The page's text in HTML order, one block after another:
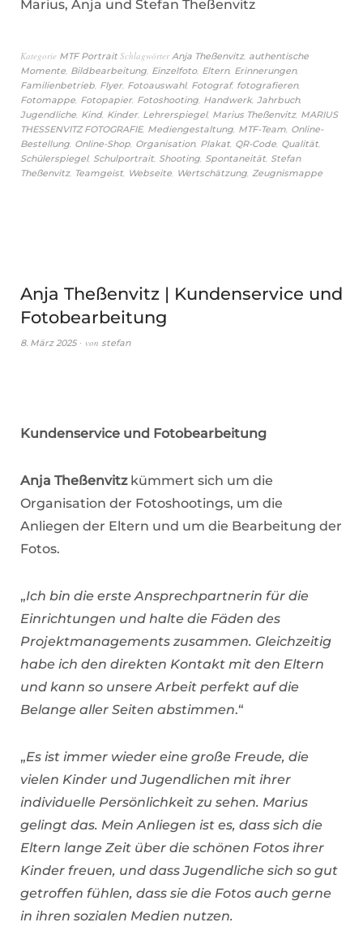
Marius, Anja und Stefan Theßenvitz
Kategorie MTF Portrait Schlagwörter Anja Theßenvitz, authentische
Momente Bildbearbeitung Einzelfoto, Eltern, Erinnerungen,
Familienbetrieb Flyer, Fotoauswahl, Fotograf, fotografieren,
Fotomappe Fotopapier, Fotoshooting Handwerk, Jahrbuch,
Jugendliche Kind, Kinder, Lehrerspiegel, Marius Theßenvitz, MARIUS
THESSENVITZ FOTOGRAFIE, Mediengestaltung MTF-Team Online-
Bestellung Online-Shop Organisation, Plakat QR-Code Qualität
Schülerspiegel, Schulportrait Shooting Spontaneität Stefan
Theßenvitz, Teamgeist Webseite Wertschätzung Zeugnismappe
Anja Theßenvitz | Kundenservice und
Fotobearbeitung
8. März 2025 von stefan
Kundenservice und Fotobearbeitung
Anja Theßenvitzkümmert sich um die
Organisation der Fotoshootings, um die
Anliegen der Eltern und um die Bearbeitung der
Fotos.
„Ich bin die erste Ansprechpartnerin für die
Einrichtungen und halte die Fäden des
Projektmanagements zusammen. Gleichzeitig
habe ich den direkten Kontakt mit den Eltern
und kann so unsere Arbeit perfekt auf die
Belange aller Seiten abstimmen.“
„Es ist immer wieder eine große Freude, die
vielen Kinder und Jugendlichen mit ihrer
individuelle Persönlichkeit zu sehen. Marius
gelingt das. Mein Anliegen ist es, dass sich die
Eltern lange Zeit über die schönen Fotos ihrer
Kinder freuen, und dass Jugendliche sich so gut
getroffen fühlen, dass sie die Fotos auch gerne
in ihren sozialen Medien nutzen.